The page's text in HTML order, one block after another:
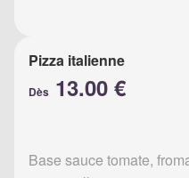
Pizza italienne
Dès 13.00 €
Base sauce tomate,